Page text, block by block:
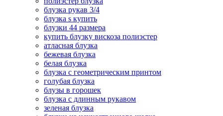
блузка рукав 3/4
блузка s купить
блузки 44 размера
купить блузку вискоза полиэстер
атласная блузка
бежевая блузка
белая блузка
блузка с геометрическим принтом
голубая блузка
блузы в горошек
блузка с длинным рукавом
зеленая блузка